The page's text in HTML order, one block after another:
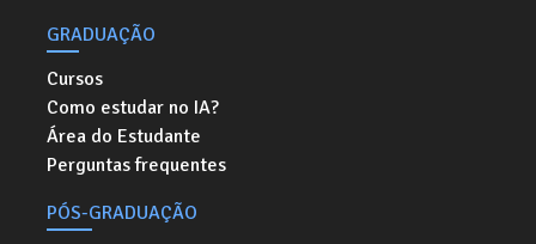
GRADUAÇÃO
Cursos
Como estudar no IA?
Área do Estudante
Perguntas frequentes
PÓS-GRADUAÇÃO